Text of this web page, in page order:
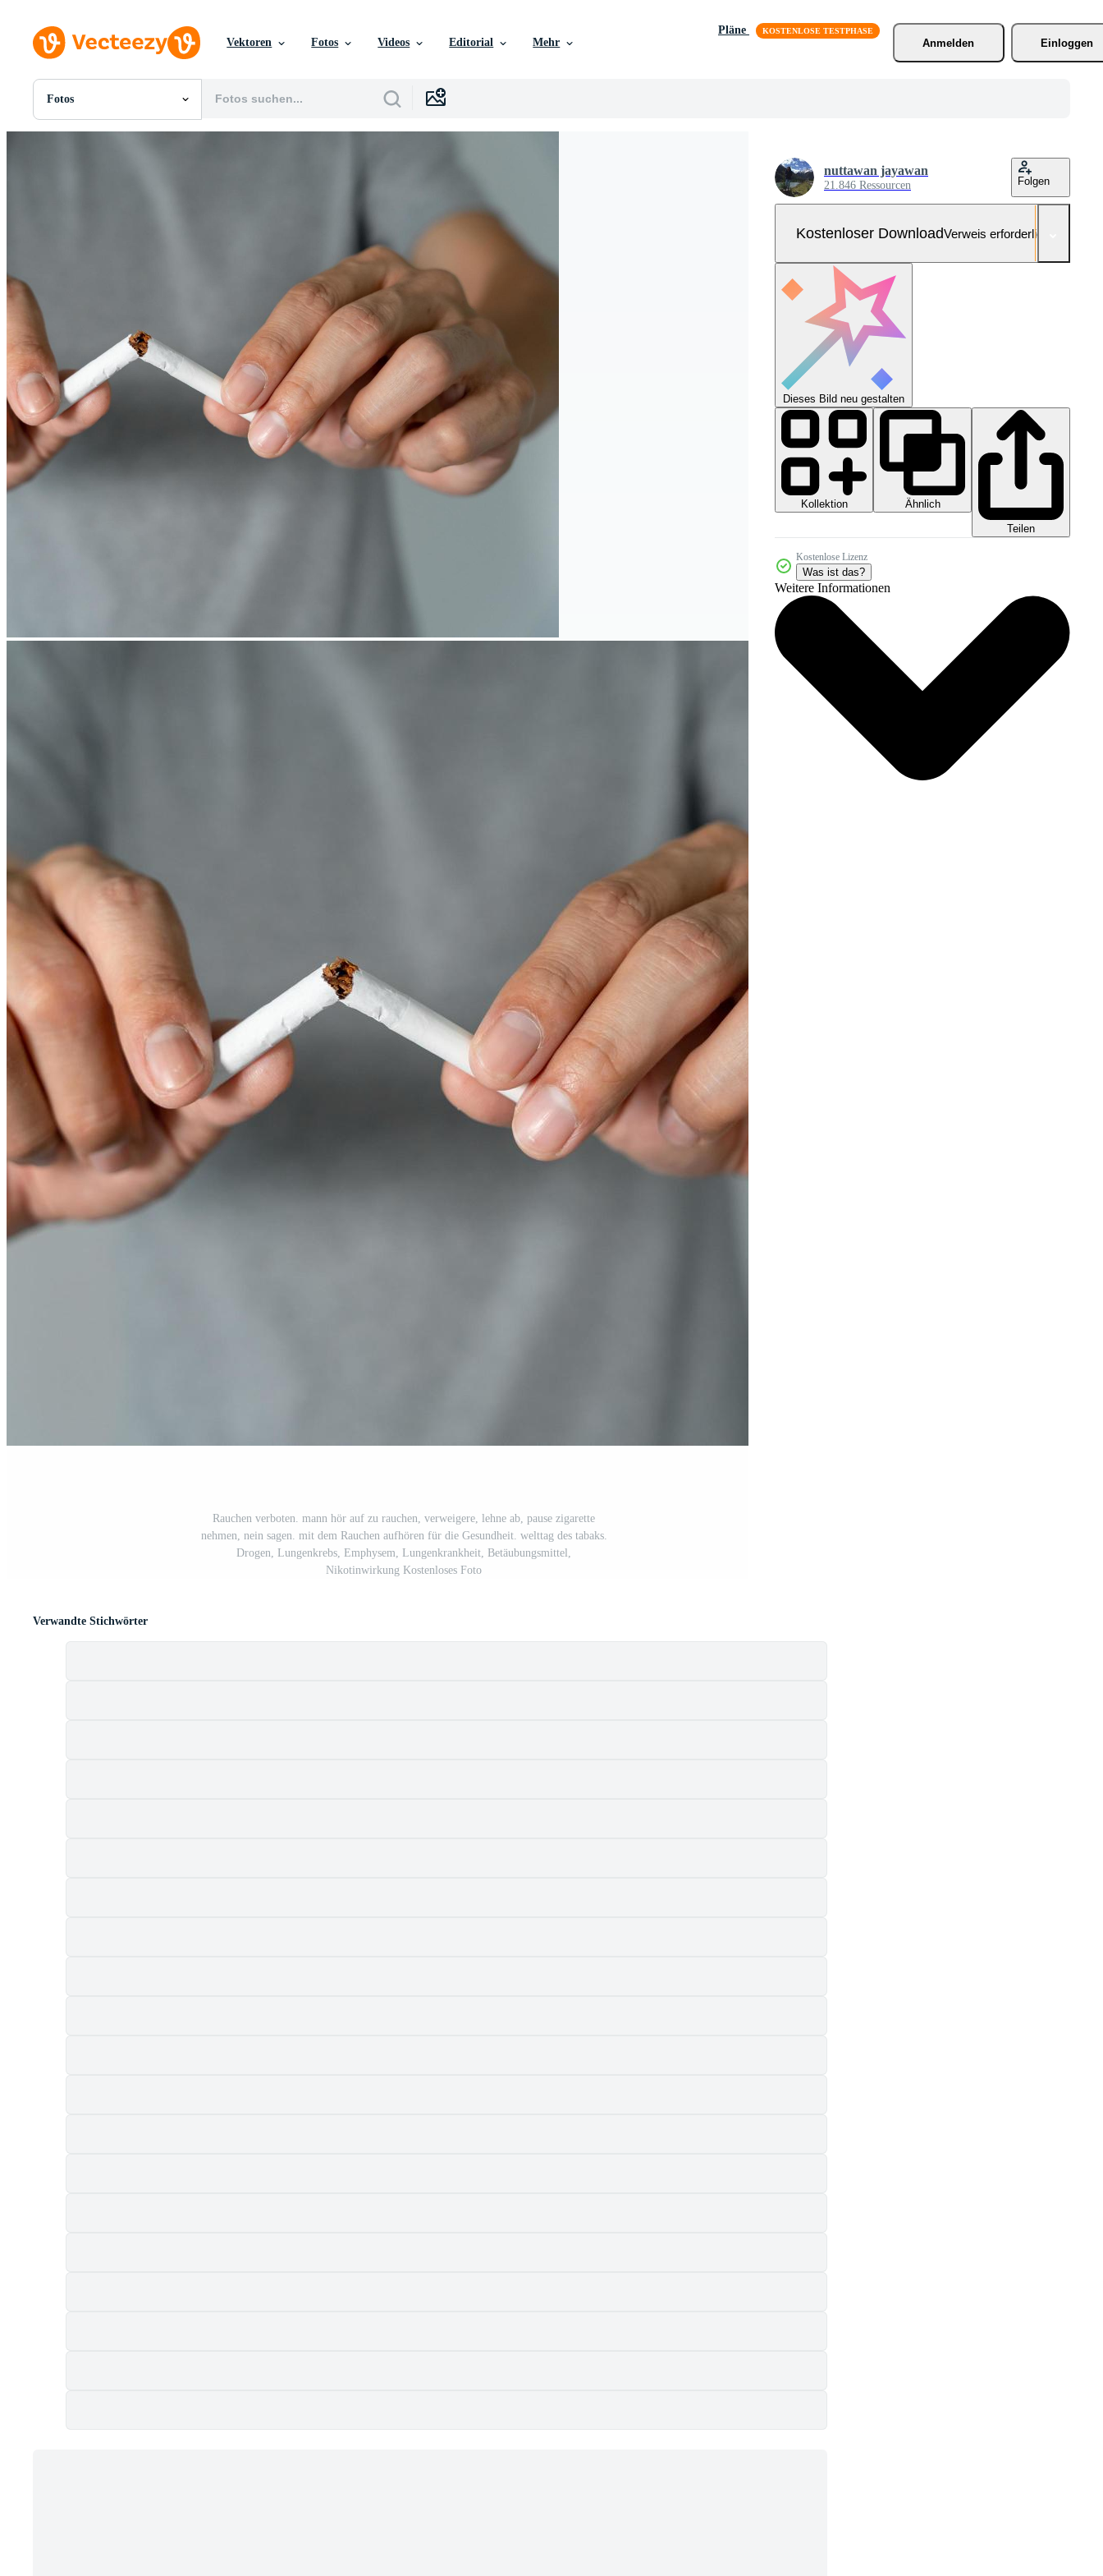
Vektoren Fotos Videos Editorial Mehr
Pläne
Anmelden
Einloggen
Fotos
Alle Bilder
Rauchen verboten. mann hör auf zu rauchen, verweigere, lehne ab, pause zigarette
nehmen, nein sagen. mit dem Rauchen aufhören für die Gesundheit. welttag des tabaks.
Drogen, Lungenkrebs, Emphysem, Lungenkrankheit, Betäubungsmittel,
Nikotinwirkung Kostenloses Foto
nuttawan jayawan
21.846 Ressourcen Folgen
Kostenloser DownloadVerweis erforderlich
Dieses Bild neu gestalten
Kollektion
Ähnlich
Teilen
Kostenlose Lizenz
Was ist das?
Weitere Informationen
Verwandte Stichwörter